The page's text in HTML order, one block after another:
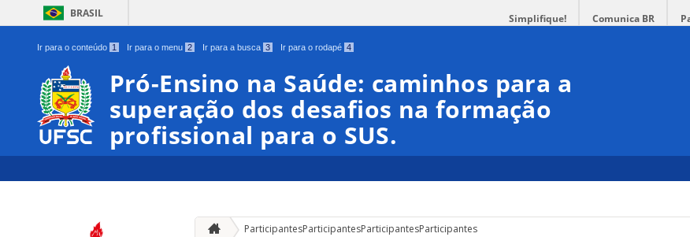
BRASIL Simplifique! Comunica BR
Ir para o conteúdo 1 Ir para o menu 2 Ir para a busca 3 Ir para o rodapé 4
Pró-Ensino na Saúde: caminhos para a
superação dos desafios na formação
profissional para o SUS.
ParticipantesParticipantesParticipantesParticipantes